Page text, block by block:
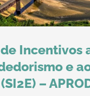
Incentivos
e
–